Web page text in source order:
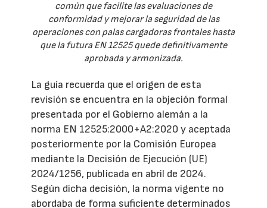
común que facilite las evaluaciones de
conformidad y mejorar la seguridad de las
operaciones con palas cargadoras frontales hasta
que la futura EN 12525 quede definitivamente
aprobada y armonizada.
La guía recuerda que el origen de esta
revisión se encuentra en la objeción formal
presentada por el Gobierno alemán a la
norma EN 12525:2000+A2:2020 y aceptada
posteriormente por la Comisión Europea
mediante la Decisión de Ejecución (UE)
2024/1256, publicada en abril de 2024.
Según dicha decisión, la norma vigente no
abordaba de forma suficiente determinados